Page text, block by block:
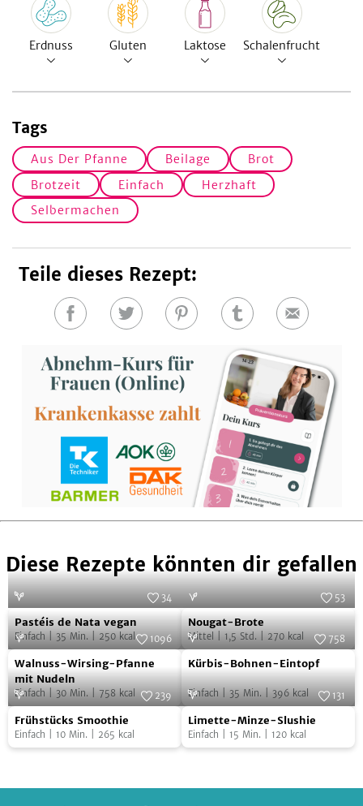
Erdnuss Gluten Laktose Schalenfrucht
Tags
Aus Der Pfanne Beilage
Brot
Brotzeit
Einfach
Herzhaft
Selbermachen
Teile dieses Rezept:
Auf
teilen
Auf
teilen
Auf
teilen
Auf
teilen
E-
Diese Rezepte könnten dir gefallen
Pastéis
de
Nata
vegan
SevenCooks
34
Pastéis de Nata vegan
Einfach 35 Min. 250 kcal
Nougat-
Brote
53
Nougat-Brote
Mittel 1,5 Std. 270 kcal
Walnuss-
Wirsing-
Pfanne
mit
Nudeln
Foto:
1096
Walnuss-Wirsing-Pfanne
mit Nudeln
Einfach 30 Min. 758 kcal
Kürbis-
Bohnen-
Eintopf
Foto: SevenCooks
758
Kürbis-Bohnen-Eintopf
Einfach 35 Min. 396 kcal
Frühstücks
Smoothie
239
Frühstücks Smoothie
Einfach 10 Min. 265 kcal
Limette-
Minze-
Slushie
Foto: SevenCooks
131
Limette-Minze-Slushie
Einfach 15 Min. 120 kcal